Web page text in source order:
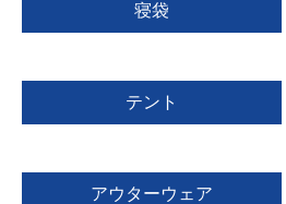
寝袋
テント
アウターウェア